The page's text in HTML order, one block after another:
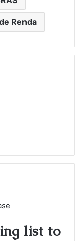
Renda
list to